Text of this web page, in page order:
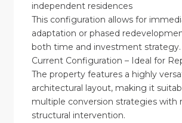
independent residences
This configuration allows for
adaptation or phased
both time and investment strategy.
Current Configuration – Ideal for
The property features a highly
architectural layout, making it
multiple conversion strategies with
structural intervention.